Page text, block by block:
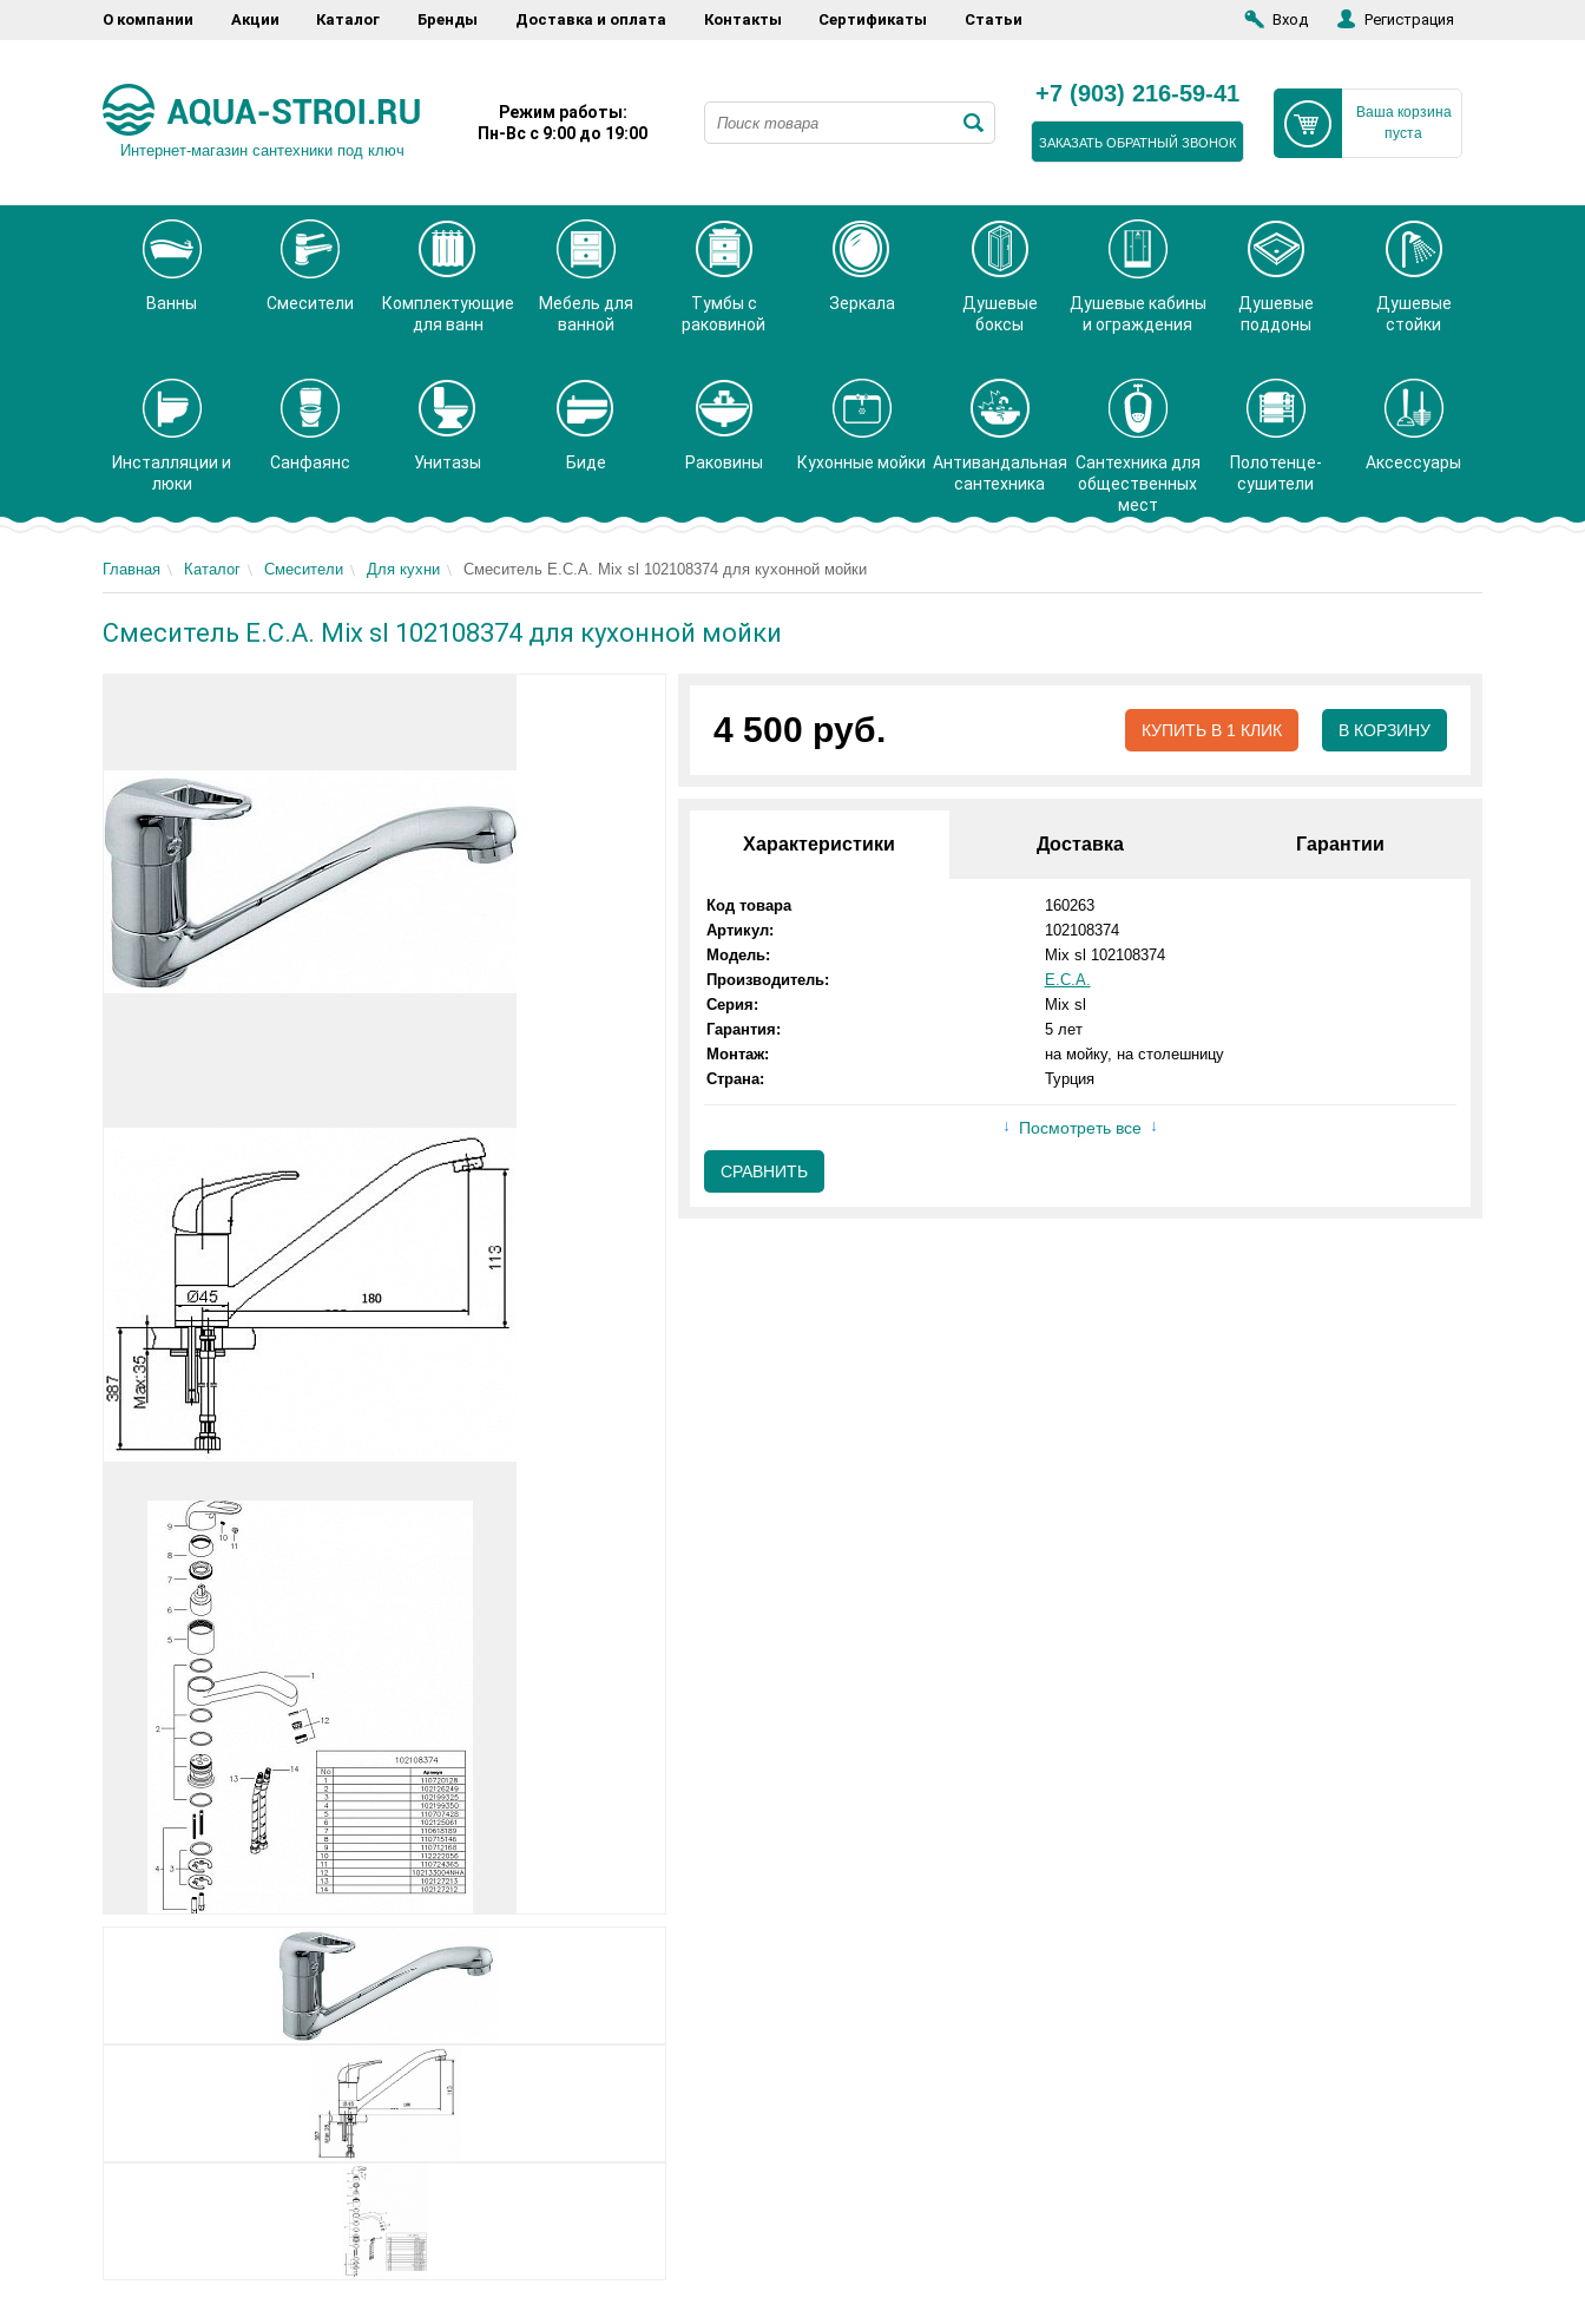
О компании Акции Каталог Бренды Доставка и оплата Контакты Сертификаты Статьи Вход Регистрация
Интернет-магазин сантехники под ключ
Режим работы:
Пн-Вс с 9:00 до 19:00
+7 (903) 216-59-41
ЗАКАЗАТЬ ОБРАТНЫЙ ЗВОНОК
Ваша корзина
пуста
Ванны Смесители
Комплектующие
для ванн
Мебель для
ванной
Тумбы с
раковиной
Зеркала
Душевые
боксы
Душевые кабины
и ограждения
Душевые
поддоны
Душевые
стойки
Инсталляции и
люки
Санфаянс Унитазы Биде Раковины Кухонные мойки Антивандальная
сантехника
Сантехника для
общественных
мест
Полотенце-
сушители
Аксессуары
Главная Каталог Смесители Для кухни Смеситель E.C.A. Mix sl 102108374 для кухонной мойки
Смеситель E.C.A. Mix sl 102108374 для кухонной мойки
4 500 руб. КУПИТЬ В 1 КЛИК В КОРЗИНУ
Характеристики Доставка Гарантии
Код товара
160263
Артикул:
102108374
Модель:
Mix sl 102108374
Производитель:
E.C.A.
Серия:
Mix sl
Гарантия:
5 лет
Монтаж:
на мойку, на столешницу
Страна:
Турция
Посмотреть все
СРАВНИТЬ